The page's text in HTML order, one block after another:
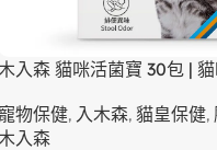
木入森 貓咪活菌寶 30包 |
物保健, 入木森, 貓皇保健,
木入森